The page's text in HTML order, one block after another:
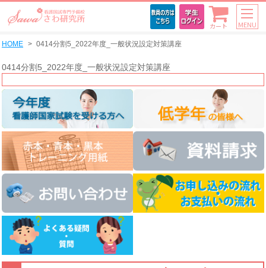
カート MENU
HOME 0414分割5_2022年度_一般状況設定対策講座
0414分割5_2022年度_一般状況設定対策講座